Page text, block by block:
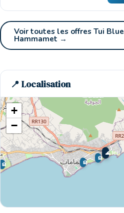
Voir toutes les offres Tui
Hammamet →
📍 Localisation
🌊 Ici
🏨 🏨
🏨
+
−